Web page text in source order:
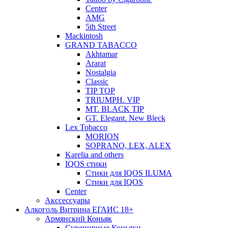
Center
AMG
5th Street
Mackintosh
GRAND TABACCO
Akhtamar
Ararat
Nostalgia
Classic
TIP TOP
TRIUMPH. VIP
MT. BLACK TIP
GT. Elegant. New Bleck
Lex Tobacco
MORION
SOPRANO, LEX, ALEX
Karelia and others
IQOS стики
Стики для IQOS ILUMA
Стики для IQOS
Сenter
Акссессуары
Алкоголь Витрина ЕГАИС 18+
Армянский Коньяк